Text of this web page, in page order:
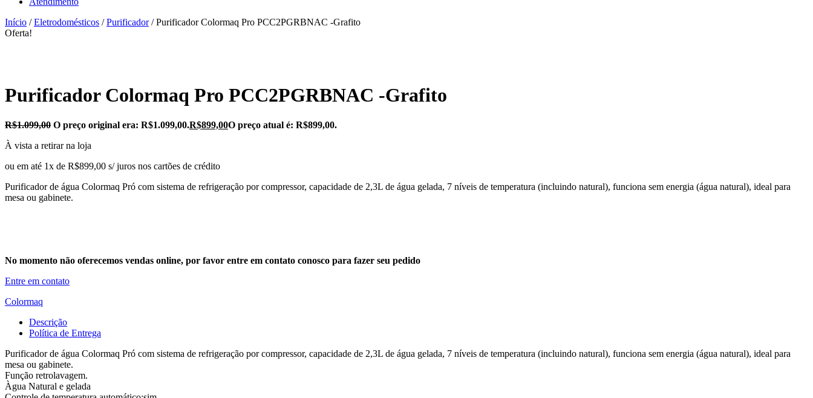
Início /Eletrodomésticos /Purificador/ Purificador Colormaq Pro PCC2PGRBNAC -Grafito
Oferta!
Purificador Colormaq Pro PCC2PGRBNAC -Grafito
R$1.099,00 O preço original era: R$1.099,00.R$899,00O preço atual é: R$899,00.
À vista a retirar na loja
ou em até 1x de R$899,00 s/ juros nos cartões de crédito
Purificador de água Colormaq Pró com sistema de refrigeração por compressor, capacidade de 2,3L de água gelada, 7 níveis de temperatura (incluindo natural), funciona sem energia (água natural), ideal para
mesa ou gabinete.
No momento não oferecemos vendas online, por favor entre em contato conosco para fazer seu pedido
Entre em contato
Colormaq
Descrição
Política de Entrega
Purificador de água Colormaq Pró com sistema de refrigeração por compressor, capacidade de 2,3L de água gelada, 7 níveis de temperatura (incluindo natural), funciona sem energia (água natural), ideal para
mesa ou gabinete.
Função retrolavagem.
Àgua Natural e gelada